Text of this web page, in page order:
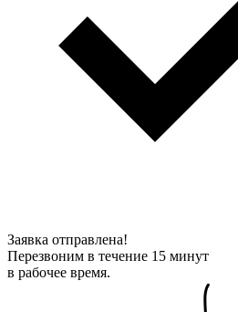
Заявка отправлена!
Перезвоним в течение 15 минут
в рабочее время.